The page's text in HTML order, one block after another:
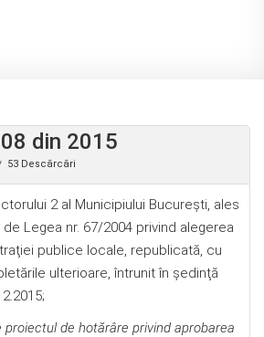
din 2015
53 Descărcări
2 al Municipiului Bucureşti, ales
Legea nr. 67/2004 privind alegerea
publice locale, republicată, cu
ulterioare, întrunit în şedinţă
proiectul de hotărâre privind aprobarea